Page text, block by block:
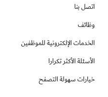
اتصل بنا
وظائف
الخدمات الإلكترونية للموظفين
الأسئلة الأكثر تكرارا
خيارات سهولة التصفح